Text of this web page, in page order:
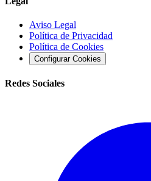
Aviso Legal
Política de Privacidad
Política de Cookies
Configurar Cookies
Redes Sociales